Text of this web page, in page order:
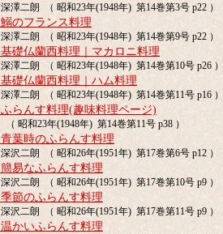
深澤二朗 （ 昭和23年(1948年) 第14巻第3号 p22 ）
鰯のフランス料理
深澤二朗 （ 昭和23年(1948年) 第14巻第9号 p22 ）
基礎仏蘭西料理｜マカロニ料理
深澤二朗 （ 昭和23年(1948年) 第14巻第10号 p26 ）
基礎仏蘭西料理｜ハム料理
深澤二朗 （ 昭和23年(1948年) 第14巻第11号 p16 ）
ふらんす料理(趣味料理ページ)
（ 昭和23年(1948年) 第14巻第11号 p38 ）
青葉時のふらんす料理
深沢二朗 （ 昭和26年(1951年) 第17巻第6号 p12 ）
簡易なふらんす料理
深沢二朗 （ 昭和26年(1951年) 第17巻第10号 p9 ）
季節のふらんす料理
深沢二朗 （ 昭和26年(1951年) 第17巻第11号 p9 ）
温かいふらんす料理